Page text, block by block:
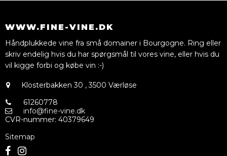
WWW.FINE-VINE.DK
Håndplukkede vine fra små domainer i Bourgogne. Ring eller
skriv endelig hvis du har spørgsmål til vores vine, eller hvis du
vil kigge forbi og købe vin :-)
Klosterbakken 30 ,3500 Værløse
61260778
info@fine-vine.dk
CVR-nummer: 40379649
Sitemap